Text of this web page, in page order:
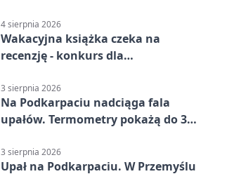
4 sierpnia 2026
Wakacyjna książka czeka na
recenzję - konkurs dla
3 sierpnia 2026
Na Podkarpaciu nadciąga fala
upałów. Termometry pokażą do 36
3 sierpnia 2026
Upał na Podkarpaciu. W Przemyślu